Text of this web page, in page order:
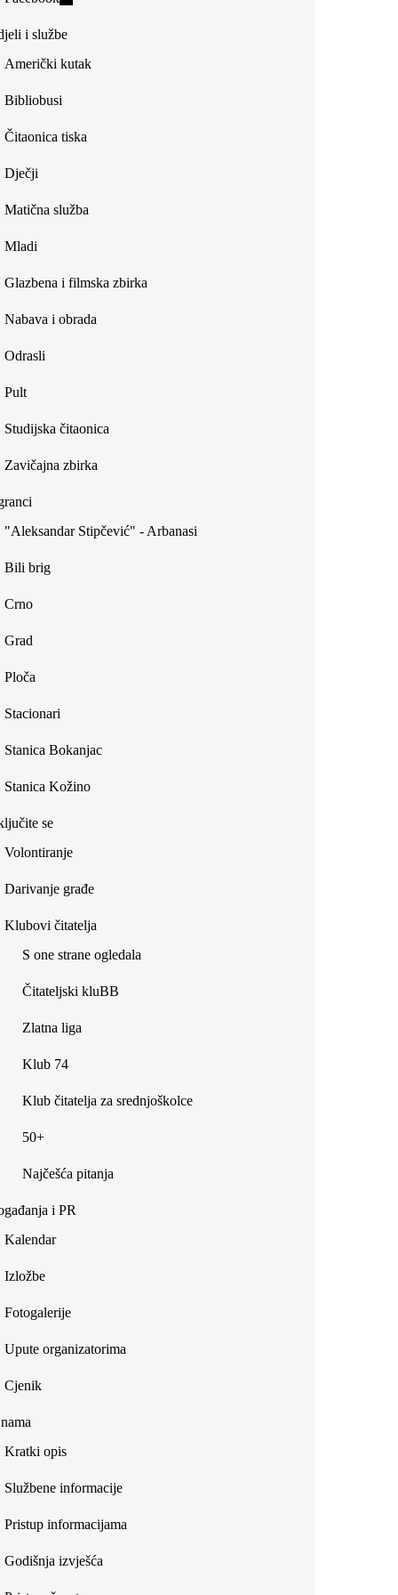
external)
external)
i službe
Američki kutak
Bibliobusi
Čitaonica tiska
Dječji
Matična služba
Mladi
Glazbena i filmska zbirka
Nabava i obrada
Odrasli
Pult
Studijska čitaonica
Zavičajna zbirka
"Aleksandar Stipčević" - Arbanasi
Bili brig
Crno
Grad
Ploča
Stacionari
Stanica Bokanjac
Stanica Kožino
se
Volontiranje
Darivanje građe
Klubovi čitatelja
S one strane ogledala
Čitateljski kluBB
Zlatna liga
Klub 74
Klub čitatelja za srednjoškolce
50+
Najčešća pitanja
i PR
Kalendar
Izložbe
Fotogalerije
Upute organizatorima
Cjenik
Kratki opis
Službene informacije
Pristup informacijama
Godišnja izvješća